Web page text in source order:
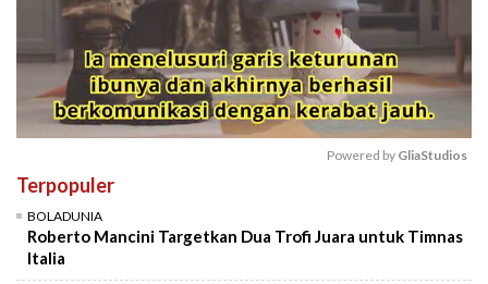
Powered by GliaStudios
Terpopuler
BOLADUNIA
Roberto Mancini Targetkan Dua Trofi Juara untuk Timnas
Italia